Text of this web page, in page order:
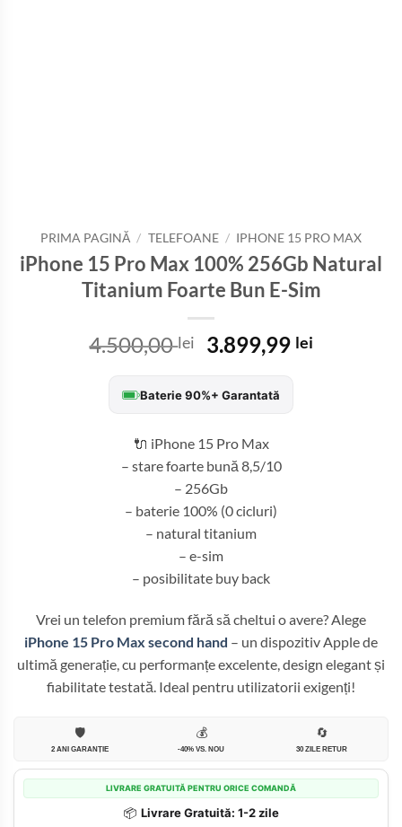
PRIMA PAGINĂ / TELEFOANE / IPHONE 15 PRO MAX
iPhone 15 Pro Max 100% 256Gb Natural
Titanium Foarte Bun E-Sim
4.500,00lei
Prețul
a
fost:
3.899,99 leiPrețul
Baterie 90%+ Garantată
🔌 iPhone 15 Pro Max
– stare foarte bună 8,5/10
– 256Gb
– baterie 100% (0 cicluri)
– natural titanium
– e-sim
– posibilitate buy back
Vrei un telefon premium fără să cheltui o avere? Alege
iPhone 15 Pro Max second hand – un dispozitiv Apple de
ultimă generație, cu performanțe excelente, design elegant și
fiabilitate testată. Ideal pentru utilizatorii exigenți!
🛡️
2 ANI GARANȚIE
💰
-40% VS. NOU
🔄
30 ZILE RETUR
LIVRARE GRATUITĂ PENTRU ORICE COMANDĂ
📦 Livrare Gratuită: 1-2 zile